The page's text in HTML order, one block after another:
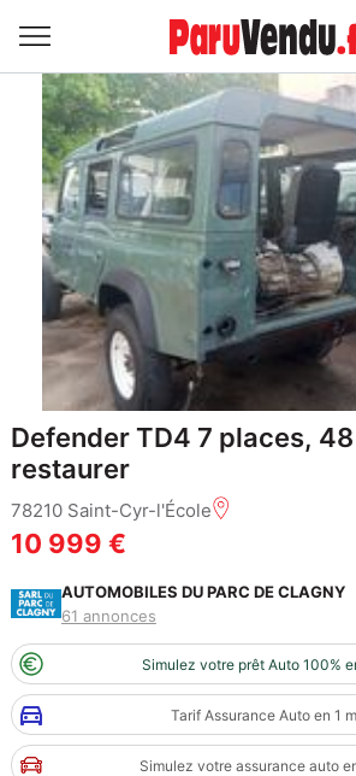
Defender TD4 7 places,
restaurer
78210 Saint-Cyr-l'École
10 999 €
AUTOMOBILES DU PARC DE CLAGNY
61 annonces
Simulez votre prêt Auto 100%
Tarif Assurance Auto en 1
Simulez votre assurance auto